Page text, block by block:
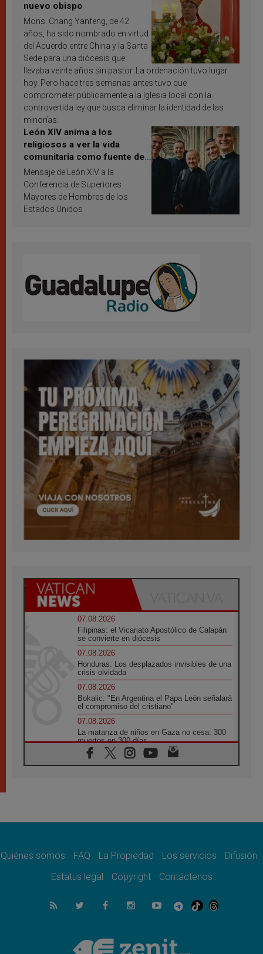
nuevo obispo
Mons. Chang Yanfeng, de 42
años, ha sido nombrado en virtud
del Acuerdo entre China y la Santa
Sede para una diócesis que
llevaba veinte años sin pastor. La ordenación tuvo lugar
hoy. Pero hace tres semanas antes tuvo que
comprometer públicamente a la Iglesia local con la
controvertida ley que busca eliminar la identidad de las
minorías.
León XIV anima a los
religiosos a ver la vida
comunitaria como fuente de
inspiración y santificación
Mensaje de León XIV a la
Conferencia de Superiores
Mayores de Hombres de los
Estados Unidos
07.08.2026
Filipinas: el Vicariato Apostólico de Calapán
se convierte en diócesis
07.08.2026
Honduras: Los desplazados invisibles de una
crisis olvidada
07.08.2026
Bokalic: "En Argentina el Papa León señalará
el compromiso del cristiano"
07.08.2026
La matanza de niños en Gaza no cesa: 300
muertos en 300 días
07.08.2026
Tagle: La guerra desfigura el mundo, solo la
como misión al servicio del Evangelio
SIGNIS 2026, dar voz a las religiosas en el
07.08.2026
Lanzan un proyecto de empoderamiento
Programa oficial del Viaje Apostólico del
Quiénes somos FAQ La Propiedad Los servicios
Difusión
Estatus legal
Copyright Contáctenos